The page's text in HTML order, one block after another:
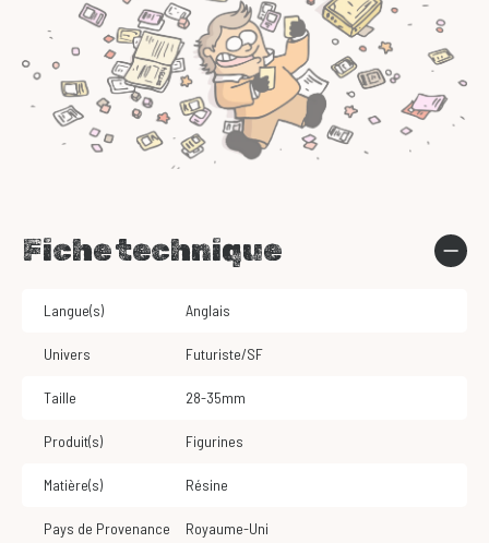
Fiche technique
Langue(s) Anglais
Univers Futuriste/SF
Taille 28-35mm
Produit(s) Figurines
Matière(s) Résine
Pays de Provenance Royaume-Uni